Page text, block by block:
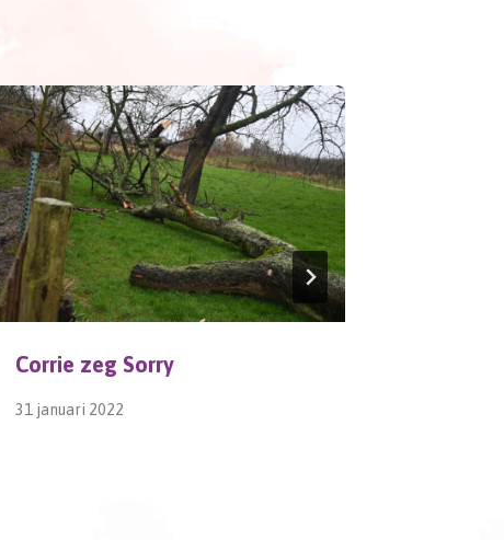
Corrie zeg Sorry
31 januari 2022